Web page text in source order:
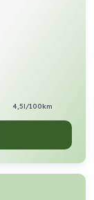
4,5l/100km